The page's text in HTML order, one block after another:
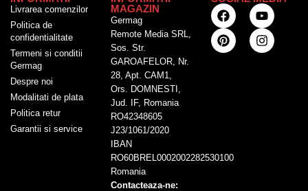
Livrarea comenzilor
Politica de
confidentialitate
Termeni si conditii
Germag
Despre noi
Modalitati de plata
Politica retur
Garantii si service
MAGAZIN
Germag
Remote Media SRL,
Sos. Str.
GAROAFELOR, Nr.
28, Apt. CAM1,
Ors. DOMNESTI,
Jud. IF, Romania
RO42348605
J23/1061/2020
IBAN
RO60BREL0002002282530100
Romania
Contacteaza-ne: